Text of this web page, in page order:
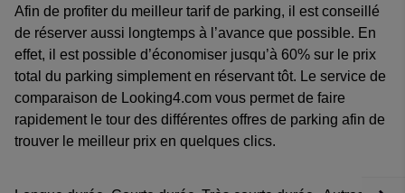
Afin de profiter du meilleur tarif de parking, il est conseillé
de réserver aussi longtemps à l’avance que possible. En
effet, il est possible d’économiser jusqu’à 60% sur le prix
total du parking simplement en réservant tôt. Le service de
comparaison de Looking4.com vous permet de faire
rapidement le tour des différentes offres de parking afin de
trouver le meilleur prix en quelques clics.